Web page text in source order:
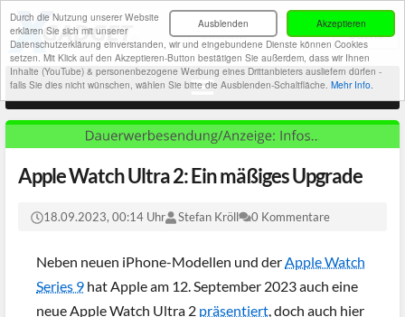
Akzeptieren
Ausblenden
Durch die Nutzung unserer Website
erklären Sie sich mit unserer
Datenschutzerklärung einverstanden, wir und eingebundene Dienste können Cookies
setzen. Mit Klick auf den Akzeptieren-Button bestätigen Sie außerdem, dass wir Ihnen
Inhalte (YouTube) & personenbezogene Werbung eines Drittanbieters ausliefern dürfen -
falls Sie dies nicht wünschen, wählen Sie bitte die Ausblenden-Schaltfläche. Mehr Info.
Apple Watch Ultra 2: Ein mäßiges Upgrade
18.09.2023, 00:14 Uhr Stefan Kröll 0 Kommentare
Neben neuen iPhone-Modellen und derApple Watch
Series 9 hat Apple am 12. September 2023 auch eine
neue Apple Watch Ultra 2 präsentiert, doch auch hier